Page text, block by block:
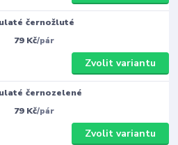
černožluté
79 Kč/pár
Zvolit variantu
černozelené
79 Kč/pár
Zvolit variantu